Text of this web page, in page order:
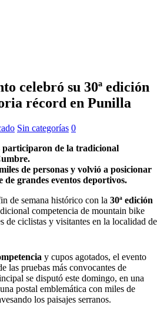
celebró su 30ª edición
récord en Punilla
Sin categorías 0
participaron de la tradicional
de personas y volvió a posicionar
de grandes eventos deportivos.
de semana histórico con la 30ª edición
competencia de mountain bike
de ciclistas y visitantes en la localidad de
y cupos agotados, el evento
las pruebas más convocantes de
se disputó este domingo, en una
postal emblemática con miles de
los paisajes serranos.